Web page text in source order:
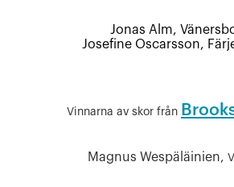
Jonas Alm,
Josefine Oscarsson,
Vinnarna av skor från
Magnus Wespäläinien,